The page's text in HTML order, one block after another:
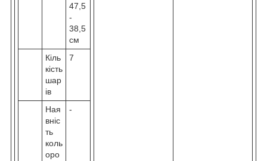
47,5
-
38,5
см
Кіль
кість
шар
ів
7
Ная
вніс
ть
коль
оро
-